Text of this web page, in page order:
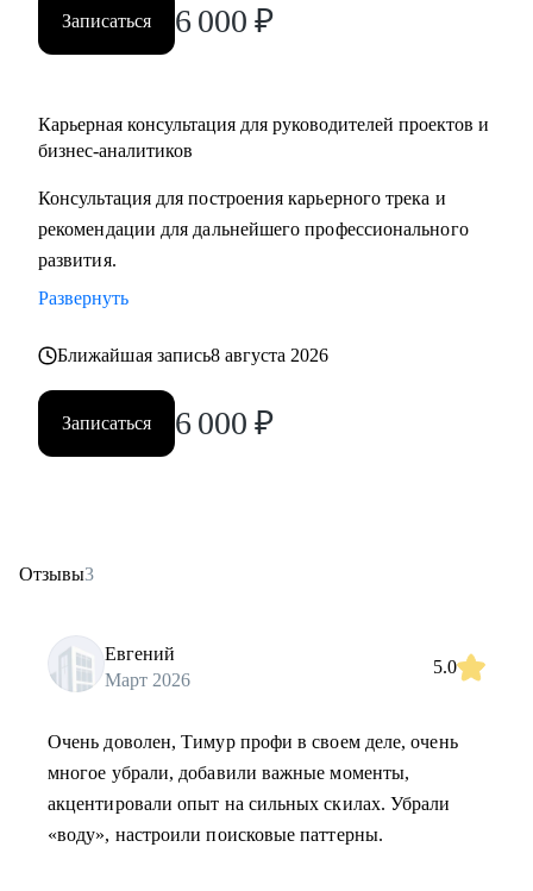
Записаться 6 000 ₽
Карьерная консультация для руководителей проектов и
бизнес-аналитиков
Консультация для построения карьерного трека и
рекомендации для дальнейшего профессионального
развития.
Развернуть
Ближайшая запись8 августа 2026
Записаться 6 000 ₽
Отзывы3
Евгений
Март 2026
5.0
Очень доволен, Тимур профи в своем деле, очень
многое убрали, добавили важные моменты,
акцентировали опыт на сильных скилах. Убрали
«воду», настроили поисковые паттерны.